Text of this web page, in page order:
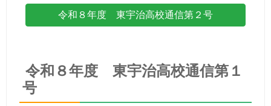
令和８年度 東宇治高校通信第２号
令和８年度 東宇治高校通信第１
号